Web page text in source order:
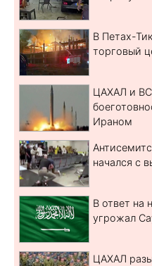
В Петах-
торговый
ЦАХАЛ и
Ираном
начался с
В ответ на
угрожал
ЦАХАЛ